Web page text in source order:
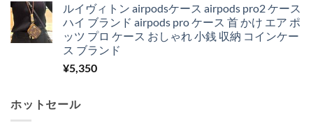
ルイヴィトン airpodsケース airpods pro2 ケース
ハイ ブランド airpods pro ケース 首 かけ エア ポ
ッツ プロ ケース おしゃれ 小銭 収納 コインケー
ス ブランド
¥5,350
ホットセール